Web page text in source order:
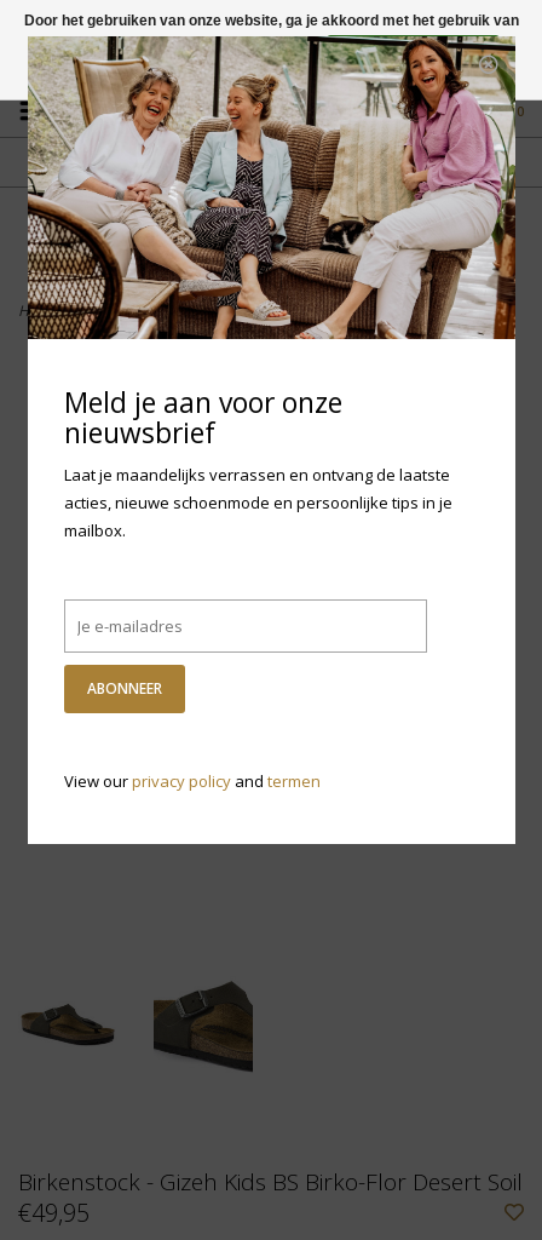
Vragen? App naar +31 58 250 1503
0
GRATIS VERZENDING NL
Vanaf € 75,-
FYSIEKE WINKEL
in Mantgum (frl)
fdad
Home>Birkenstock - Gizeh Kids BS Birko-Flor Desert Soil
Birkenstock - Gizeh Kids BS Birko-Flor Desert Soil
€49,95
Door het gebruiken van onze website, ga je akkoord met het gebruik van
cookies om onze website te verbeteren.
Dit bericht verbergen
Meer over cookies »
Meld je aan voor onze
nieuwsbrief
Laat je maandelijks verrassen en ontvang de laatste
acties, nieuwe schoenmode en persoonlijke tips in je
mailbox.
ABONNEER
View ourprivacy policyand termen